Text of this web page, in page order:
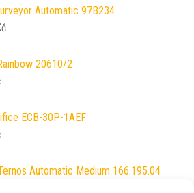
Automatic 97B234
20610/2
ECB-30P-1AEF
Automatic Medium 166.195.04